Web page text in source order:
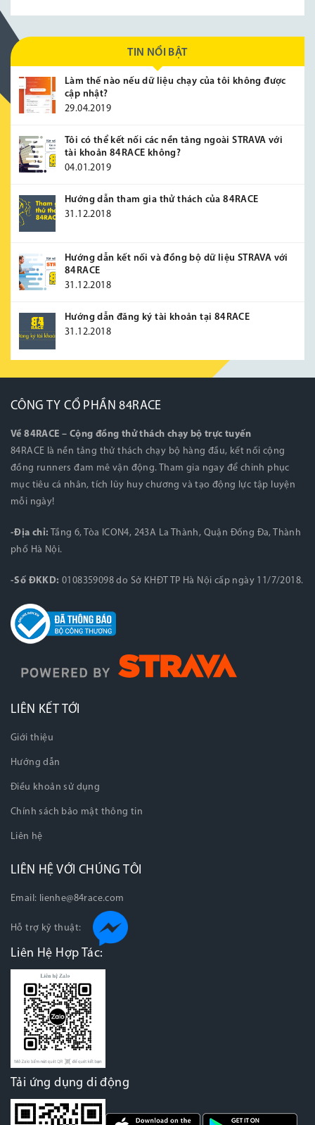
TIN NỔI BẬT
Làm thế nào nếu dữ liệu chạy của tôi không được
cập nhật?
29.04.2019
Tôi có thể kết nối các nền tảng ngoài STRAVA với
tài khoản 84RACE không?
04.01.2019
Hướng dẫn tham gia thử thách của 84RACE
31.12.2018
Hướng dẫn kết nối và đồng bộ dữ liệu STRAVA với
84RACE
31.12.2018
Hướng dẫn đăng ký tài khoản tại 84RACE
31.12.2018
CÔNG TY CỔ PHẦN 84RACE
Về 84RACE – Cộng đồng thử thách chạy bộ trực tuyến
84RACE là nền tảng thử thách chạy bộ hàng đầu, kết nối cộng
đồng runners đam mê vận động. Tham gia ngay để chinh phục
mục tiêu cá nhân, tích lũy huy chương và tạo động lực tập luyện
mỗi ngày!
-Địa chỉ: Tầng 6, Tòa ICON4, 243A La Thành, Quận Đống Đa, Thành
phố Hà Nội.
-Số ĐKKD: 0108359098 do Sở KHĐT TP Hà Nội cấp ngày 11/7/2018.
LIÊN KẾT TỚI
Giới thiệu
Hướng dẫn
Điều khoản sử dụng
Chính sách bảo mật thông tin
Liên hệ
LIÊN HỆ VỚI CHÚNG TÔI
Email: lienhe@84race.com
Hỗ trợ kỹ thuật:
Liên Hệ Hợp Tác:
Tải ứng dụng di động